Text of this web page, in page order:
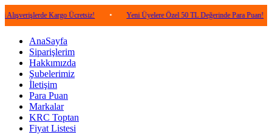
Kargo Ücretsiz! • Yeni Üyelere Özel 50 TL Değerinde Para Puan! •
AnaSayfa
Siparişlerim
Hakkımızda
Şubelerimiz
İletişim
Para Puan
Markalar
KRC Toptan
Fiyat Listesi